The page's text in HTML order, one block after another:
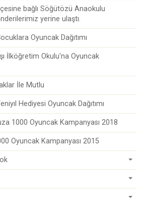
bağlı Söğütözü Anaokulu
yerine ulaştı.
Oyuncak Dağıtımı
İlköğretim Okulu'na Oyuncak
İle Mutlu
Hediyesi Oyuncak Dağıtımı
1000 Oyuncak Kampanyası 2018
Oyuncak Kampanyası 2015